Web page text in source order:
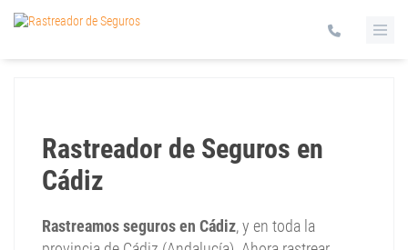
Rastreador de Seguros en
Cádiz
Rastreamos seguros en Cádiz, y en toda la